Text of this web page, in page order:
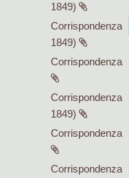
1849)
Corrispondenza
1849)
Corrispondenza
Corrispondenza
1849)
Corrispondenza
Corrispondenza